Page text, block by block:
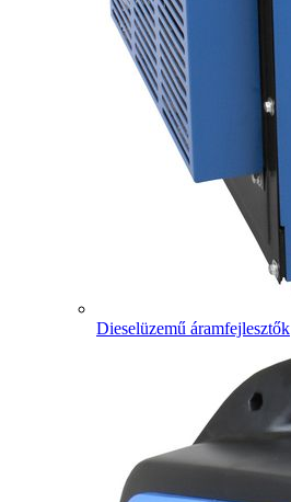
Dieselüzemű áramfejlesztők